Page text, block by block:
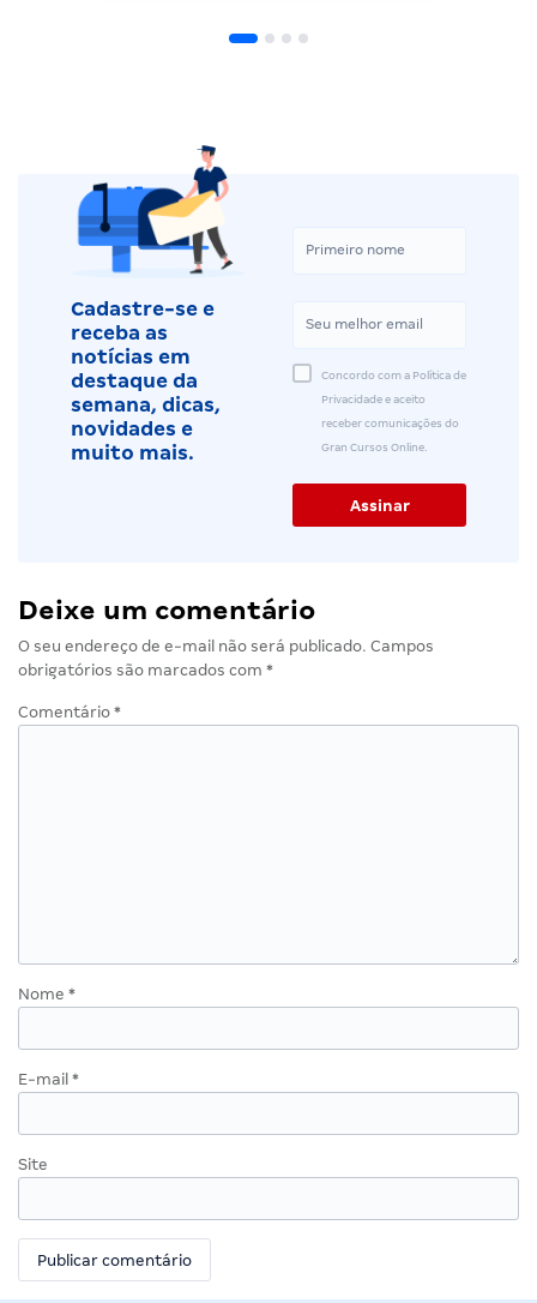
Cadastre-se e
receba as
notícias em
destaque da
semana, dicas,
novidades e
muito mais.
Concordo com a Política de
Privacidade e aceito
receber comunicações do
Gran Cursos Online.
Deixe um comentário
O seu endereço de e-mail não será publicado. Campos
obrigatórios são marcados com *
Comentário *
Nome *
E-mail *
Site